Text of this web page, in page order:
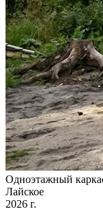
Одноэтажный
Лайское
2026 г.